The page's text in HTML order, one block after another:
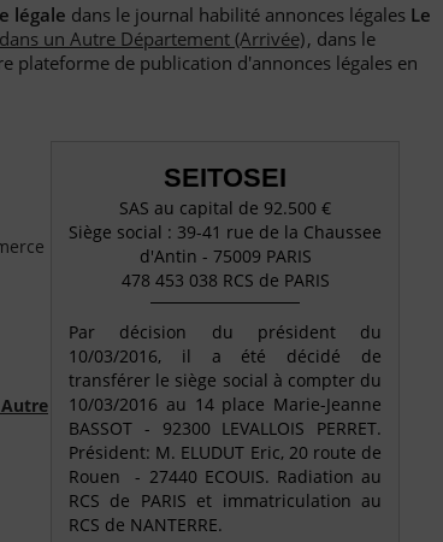
légale dans le journal habilité annonces légales Le
un Autre Département (Arrivée), dans le
plateforme de publication d'annonces légales en
SEITOSEI
SAS au capital de 92.500 €
Siège social : 39-41 rue de la Chaussee
d'Antin - 75009 PARIS
478 453 038 RCS de PARIS
Par décision du président du
10/03/2016, il a été décidé de
transférer le siège social à compter du
10/03/2016 au 14 place Marie-Jeanne
BASSOT - 92300 LEVALLOIS PERRET.
Président: M. ELUDUT Eric, 20 route de
Rouen - 27440 ECOUIS. Radiation au
RCS de PARIS et immatriculation au
RCS de NANTERRE.